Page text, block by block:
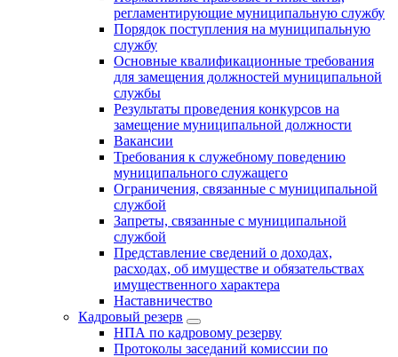
регламентирующие муниципальную службу
Порядок поступления на муниципальную
службу
Основные квалификационные требования
для замещения должностей муниципальной
службы
Результаты проведения конкурсов на
замещение муниципальной должности
Вакансии
Требования к служебному поведению
муниципального служащего
Ограничения, связанные с муниципальной
службой
Запреты, связанные с муниципальной
службой
Представление сведений о доходах,
расходах, об имуществе и обязательствах
имущественного характера
Наставничество
Кадровый резерв
НПА по кадровому резерву
Протоколы заседаний комиссии по